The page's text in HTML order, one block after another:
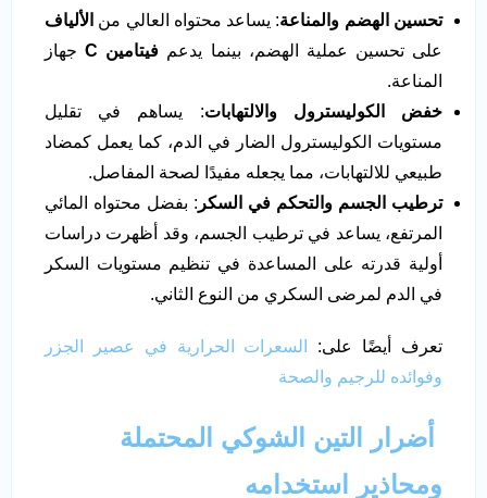
تحسين الهضم والمناعة: يساعد محتواه العالي من الألياف
على تحسين عملية الهضم، بينما يدعم فيتامين Cجهاز
المناعة.
خفض الكوليسترول والالتهابات: يساهم في تقليل
مستويات الكوليسترول الضار في الدم، كما يعمل كمضاد
طبيعي للالتهابات، مما يجعله مفيدًا لصحة المفاصل.
ترطيب الجسم والتحكم في السكر : بفضل محتواه المائي
المرتفع، يساعد في ترطيب الجسم، وقد أظهرت دراسات
أولية قدرته على المساعدة في تنظيم مستويات السكر
في الدم لمرضى السكري من النوع الثاني.
تعرف أيضًا على:
السعرات الحرارية في عصير الجزر
وفوائده للرجيم والصحة
أضرار التين الشوكي المحتملة
ومحاذير استخدامه